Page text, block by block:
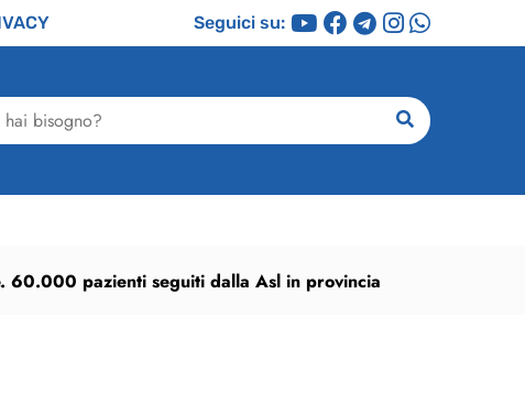
Seguici su:
ricerca
60.000 pazienti seguiti dalla Asl in provincia